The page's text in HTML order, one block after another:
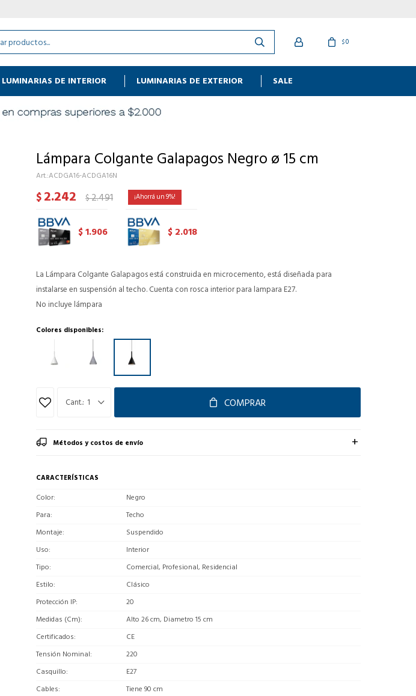
LUMINARIAS DE INTERIOR LUMINARIAS DE EXTERIOR SALE
$0
Lámpara Colgante Galapagos Negro ø 15 cm
ACDGA16-ACDGA16N
$2.242 $2.491 9
$1.906 $ 2.018
La Lámpara Colgante Galapagos está construida en microcemento, está diseñada para
instalarse en suspensión al techo. Cuenta con rosca interior para lampara E27.
No incluye lámpara
Colores disponibles:
1 COMPRAR
Métodos y costos de envío
CARACTERÍSTICAS
Color
Negro
Para
Techo
Montaje
Suspendido
Uso
Interior
Tipo
Comercial, Profesional, Residencial
Estilo
Clásico
Protección IP
20
Medidas (Cm)
Alto 26 cm, Diametro 15 cm
Certificados
CE
Tensión Nominal
220
Casquillo
E27
Cables
Tiene 90 cm